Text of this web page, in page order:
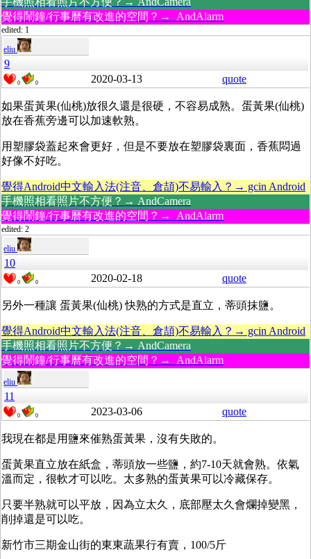
覺得鬧鐘/行事曆有改進的空間？→ AndAlarm
edited: 1
eliu
9
0 0 2020-03-13 quote
如果蛋黃果(仙桃)放很久還是很硬，不容易成熟。蛋黃果(仙桃)
放在香蕉旁邊可以加速軟熟。
用塑膠袋蓋起來會更好，但是不要放在塑膠袋裏面，香蕉悶過
好像不好吃。
覺得Android中文輸入法(注音、倉頡)不易輸入？→ gcin Android
手機照相看照片不方便？→ AndCamera
覺得鬧鐘/行事曆有改進的空間？→ AndAlarm
edited: 2
eliu
10
0 0 2020-02-18 quote
另外一種讓 蛋黃果(仙桃) 快熟的方式是直立，蒂頭抹鹽。
覺得Android中文輸入法(注音、倉頡)不易輸入？→ gcin Android
手機照相看照片不方便？→ AndCamera
覺得鬧鐘/行事曆有改進的空間？→ AndAlarm
eliu
11
0 0 2023-03-06 quote
我現在都是用鹽來催熟蛋黃果，沒有失敗的。
蛋黃果直立放在紙盒，蒂頭放一些鹽，約7-10天就會熟。依氣
溫而定，很軟才可以吃。太多熟的蛋黃果可以冷藏保存。
只要半熟就可以平放，因為立太久，底部壓太久會爛掉變黑，
削掉還是可以吃。
新竹市三期金山街的東東蔬果行有賣，100/5斤